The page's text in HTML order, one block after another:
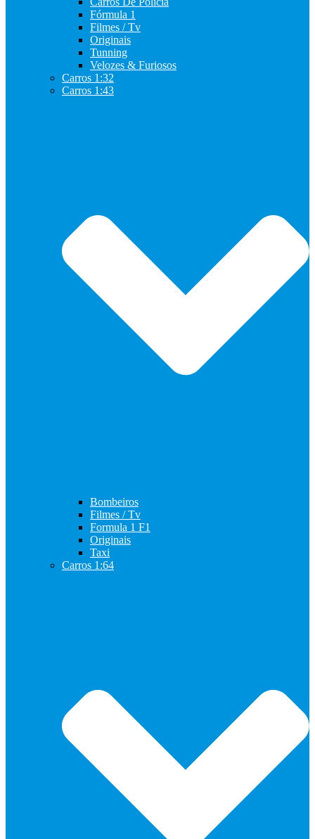
Fórmula 1
Filmes / Tv
Originais
Tunning
Velozes & Furiosos
Carros 1:32
Carros 1:43
Bombeiros
Filmes / Tv
Formula 1 F1
Originais
Taxi
Carros 1:64